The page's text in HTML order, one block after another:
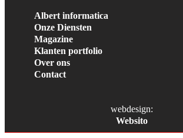
Albert informatica
Onze Diensten
Magazine
Klanten portfolio
Over ons
Contact
webdesign:
Websito